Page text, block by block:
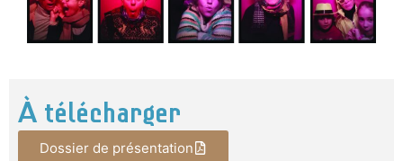
À télécharger
Dossier de présentation